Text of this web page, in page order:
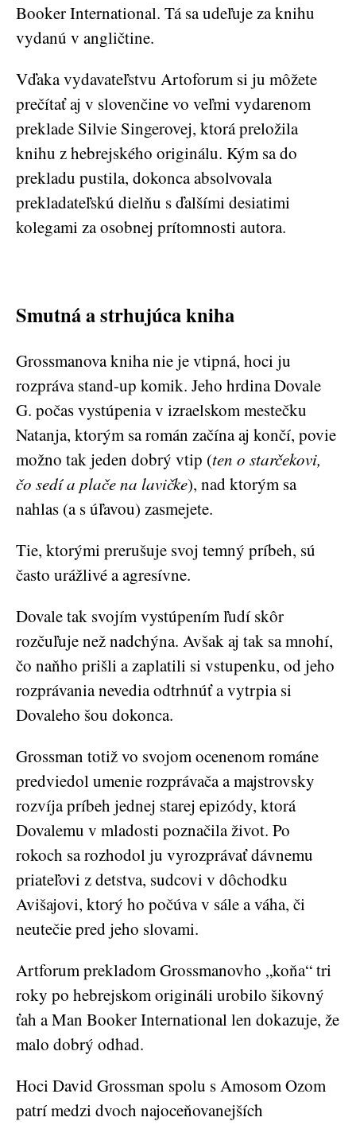
Booker International. Tá sa udeľuje za knihu
vydanú v angličtine.
Vďaka vydavateľstvu Artoforum si ju môžete
prečítať aj v slovenčine vo veľmi vydarenom
preklade Silvie Singerovej, ktorá preložila
knihu z hebrejského originálu. Kým sa do
prekladu pustila, dokonca absolvovala
prekladateľskú dielňu s ďalšími desiatimi
kolegami za osobnej prítomnosti autora.
Smutná a strhujúca kniha
Grossmanova kniha nie je vtipná, hoci ju
rozpráva stand-up komik. Jeho hrdina Dovale
G. počas vystúpenia v izraelskom mestečku
Natanja, ktorým sa román začína aj končí, povie
možno tak jeden dobrý vtip (ten o starčekovi,
čo sedí a plače na lavičke), nad ktorým sa
nahlas (a s úľavou) zasmejete.
Tie, ktorými prerušuje svoj temný príbeh, sú
často urážlivé a agresívne.
Dovale tak svojím vystúpením ľudí skôr
rozčuľuje než nadchýna. Avšak aj tak sa mnohí,
čo naňho prišli a zaplatili si vstupenku, od jeho
rozprávania nevedia odtrhnúť a vytrpia si
Dovaleho šou dokonca.
Grossman totiž vo svojom ocenenom románe
predviedol umenie rozprávača a majstrovsky
rozvíja príbeh jednej starej epizódy, ktorá
Dovalemu v mladosti poznačila život. Po
rokoch sa rozhodol ju vyrozprávať dávnemu
priateľovi z detstva, sudcovi v dôchodku
Avišajovi, ktorý ho počúva v sále a váha, či
neutečie pred jeho slovami.
Artforum prekladom Grossmanovho „koňa“ tri
roky po hebrejskom origináli urobilo šikovný
ťah a Man Booker International len dokazuje, že
malo dobrý odhad.
Hoci David Grossman spolu s Amosom Ozom
patrí medzi dvoch najoceňovanejších